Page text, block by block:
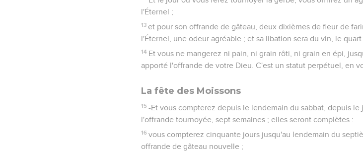
l'Éternel ;
13 et pour son offrande de gâteau, deux dixièmes de fleur de
l'Éternel, une odeur agréable ; et sa libation sera du vin, le quart
14 Et vous ne mangerez ni pain, ni grain rôti, ni grain en épi,
apporté l'offrande de votre Dieu. C'est un statut perpétuel, en
La fête des Moissons
15 -Et vous compterez depuis le lendemain du sabbat, depuis
l'offrande tournoyée, sept semaines ; elles seront complètes :
16 vous compterez cinquante jours jusqu'au lendemain du
offrande de gâteau nouvelle ;